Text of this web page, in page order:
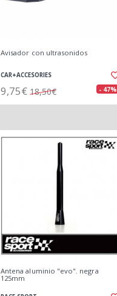
Avisador con ultrasonidos
CAR+ACCESORIES
9,75€ 18,50€ - 47%
Antena aluminio "evo". negra
125mm